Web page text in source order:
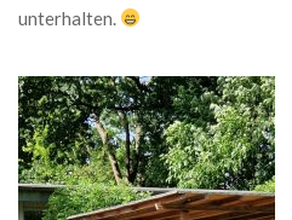
unterhalten.